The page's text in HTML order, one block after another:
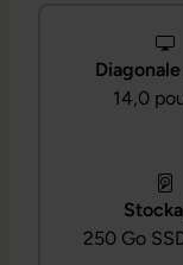
14,0
250 Go